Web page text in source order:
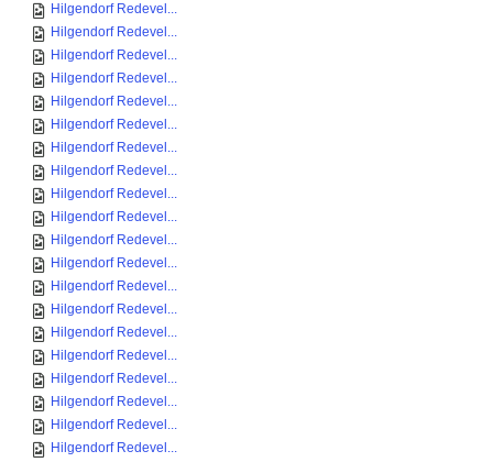
Hilgendorf Redevel...
Hilgendorf Redevel...
Hilgendorf Redevel...
Hilgendorf Redevel...
Hilgendorf Redevel...
Hilgendorf Redevel...
Hilgendorf Redevel...
Hilgendorf Redevel...
Hilgendorf Redevel...
Hilgendorf Redevel...
Hilgendorf Redevel...
Hilgendorf Redevel...
Hilgendorf Redevel...
Hilgendorf Redevel...
Hilgendorf Redevel...
Hilgendorf Redevel...
Hilgendorf Redevel...
Hilgendorf Redevel...
Hilgendorf Redevel...
Hilgendorf Redevel...